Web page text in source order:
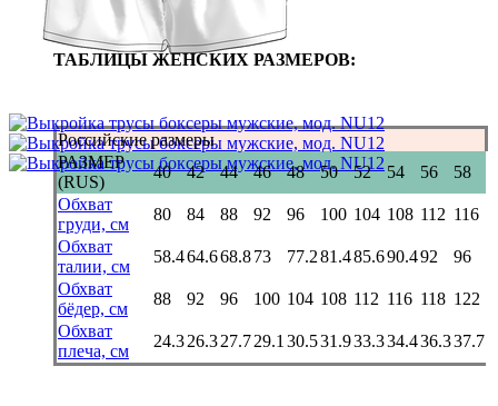
ТАБЛИЦЫ ЖЕНСКИХ РАЗМЕРОВ:
Российские размеры
РАЗМЕР
(RUS)
40 42 44 46 48 50 52 54 56
58
Обхват
груди, см
80 84 88 92 96 100 104 108 112 116
Обхват
талии, см
58.464.668.873 77.281.485.690.492
96
Обхват
бёдер, см
88 92 96 100 104 108 112 116 118 122
Обхват
плеча, см
24.326.327.729.1 30.531.933.334.436.337.7